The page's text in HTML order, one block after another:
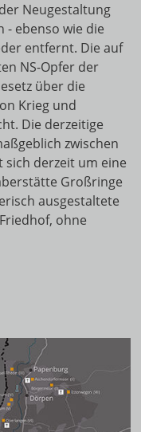
Neugestaltung
- ebenso wie die
entfernt. Die auf
NS-Opfer der
über die
Krieg und
Die derzeitige
zwischen
sich derzeit um eine
Großringe
ausgestaltete
ohne